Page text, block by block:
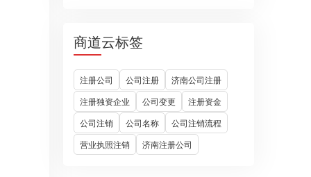
商道云标签
注册公司 公司注册
济南公司注册
注册独资企业
公司变更
注册资金
公司注销
公司名称
公司注销流程
营业执照注销
济南注册公司